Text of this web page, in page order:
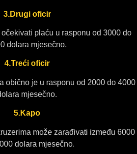
3.Drugi oficir
plaću u rasponu od 3000 do
dolara mjesečno.
4.Treći oficir
obično je u rasponu od 2000 do 4000
mjesečno.
5.Kapo
može zarađivati između 6000
dolara mjesečno.